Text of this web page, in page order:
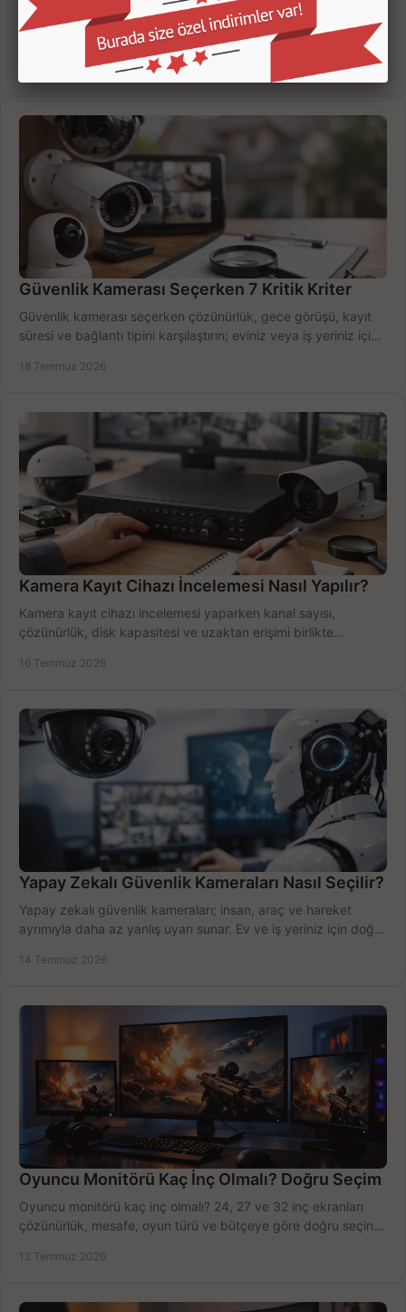
2026 laptop fiyat trendleri için kur, işlemci, yapay zeka ve
kampanya etkisini inceleyin; bütçenize uygun modeli doğru
zamanda seçmenin yollarını görün.
20 Temmuz 2026
Güvenlik Kamerası Seçerken 7 Kritik Kriter
Güvenlik kamerası seçerken çözünürlük, gece görüşü, kayıt
süresi ve bağlantı tipini karşılaştırın; eviniz veya iş yeriniz için
18 Temmuz 2026
Kamera Kayıt Cihazı İncelemesi Nasıl Yapılır?
Kamera kayıt cihazı incelemesi yaparken kanal sayısı,
çözünürlük, disk kapasitesi ve uzaktan erişimi birlikte
16 Temmuz 2026
Yapay Zekalı Güvenlik Kameraları Nasıl Seçilir?
Yapay zekalı güvenlik kameraları; insan, araç ve hareket
ayrımıyla daha az yanlış uyarı sunar. Ev ve iş yeriniz için doğru
14 Temmuz 2026
Oyuncu Monitörü Kaç İnç Olmalı? Doğru Seçim
Oyuncu monitörü kaç inç olmalı? 24, 27 ve 32 inç ekranları
çözünürlük, mesafe, oyun türü ve bütçeye göre doğru seçin,
12 Temmuz 2026